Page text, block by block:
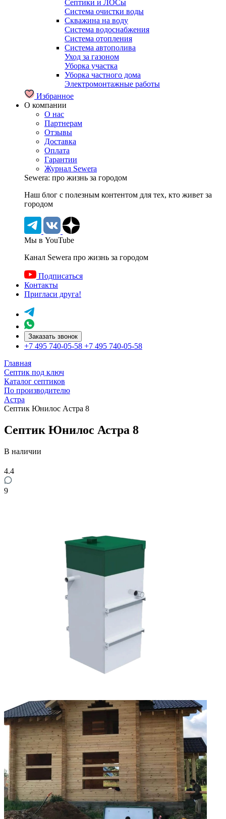
Септики и ЛОСы
Система очистки воды
Скважина на воду
Система водоснабжения
Система отопления
Система автополива
Уход за газоном
Уборка участка
Уборка частного дома
Электромонтажные работы
Избранное
О компании
О нас
Партнерам
Отзывы
Доставка
Оплата
Гарантии
Журнал Sewera
Sewera: про жизнь за городом
Наш блог c полезным контентом для тех, кто живет за
городом
Мы в YouTube
Канал Sewera про жизнь за городом
Подписаться
Контакты
Пригласи друга!
Заказать звонок
+7 495 740-05-58 +7 495 740-05-58
Главная
Септик под ключ
Каталог септиков
По производителю
Астра
Септик Юнилос Астра 8
Септик Юнилос Астра 8
В наличии
4.4
9